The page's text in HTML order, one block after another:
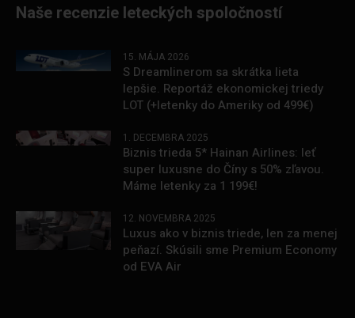
Naše recenzie leteckých spoločností
15. MÁJA 2026
S Dreamlinerom sa skrátka lieta
lepšie. Reportáž ekonomickej triedy
LOT (+letenky do Ameriky od 499€)
1. DECEMBRA 2025
Biznis trieda 5* Hainan Airlines: leť
super luxusne do Číny s 50% zľavou.
Máme letenky za 1 199€!
12. NOVEMBRA 2025
Luxus ako v biznis triede, len za menej
peňazí. Skúsili sme Premium Economy
od EVA Air